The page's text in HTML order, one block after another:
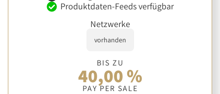
Produktdaten-Feeds verfügbar
Netzwerke
vorhanden
BIS ZU
40,00 %
PAY PER SALE